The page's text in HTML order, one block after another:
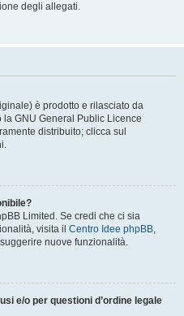
degli allegati.
è prodotto e rilasciato da
la GNU General Public Licence
distribuito; clicca sul
Limited. Se credi che ci sia
visita il Centro Idee phpBB,
nuove funzionalità.
e/o per questioni d’ordine legale